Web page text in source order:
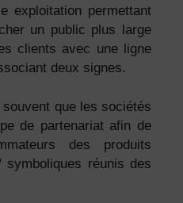
exploitation permettant
un public plus large
clients avec une ligne
deux signes.
souvent que les sociétés
de partenariatafin de
des produits
symboliques réunis des